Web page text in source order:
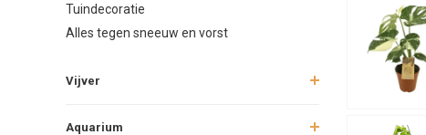
Tuindecoratie
Alles tegen sneeuw en vorst
Vijver
Aquarium